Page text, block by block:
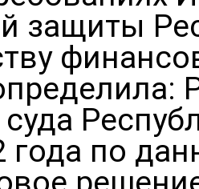
защиты
года по